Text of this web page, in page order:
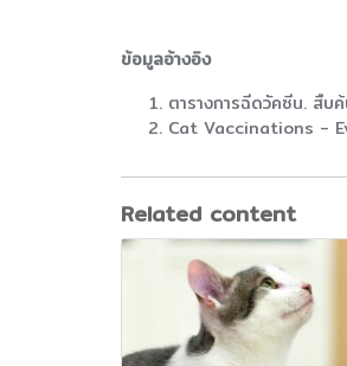
ข้อมูลอ้างอิง
ตารางการฉีดวัคซีน. สื
Cat Vaccinations -
Related content